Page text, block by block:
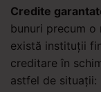
Credite
bunuri precum o
există instituții
creditare în
astfel de situații: